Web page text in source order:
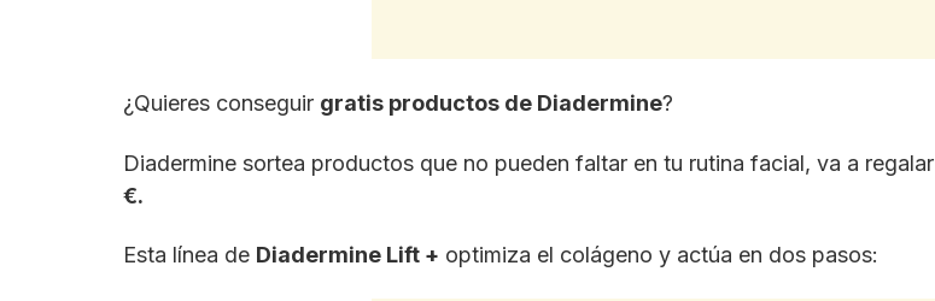
¿Quieres conseguir gratis productos de Diadermine?
Diadermine sortea productos que no pueden faltar en tu rutina facial, va a regalar
€.
Esta línea de Diadermine Lift + optimiza el colágeno y actúa en dos pasos: